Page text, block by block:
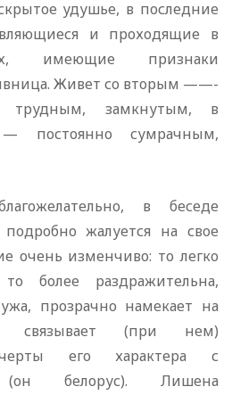
удушье, в последние
и проходящие в
имеющие признаки
Живет со вторым ——-
трудным, замкнутым, в
постоянно сумрачным,
в беседе
жалуется на свое
очень изменчиво: то легко
более раздражительна,
прозрачно намекает на
связывает (при нем)
черты его характера с
(он белорус). Лишена